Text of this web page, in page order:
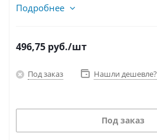
Подробнее
496,75 руб./шт
Под заказ Нашли дешевле?
Под заказ